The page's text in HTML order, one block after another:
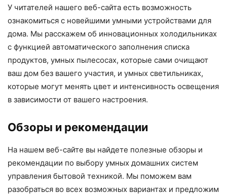
У читателей нашего веб-сайта есть возможность
ознакомиться с новейшими умными устройствами для
дома. Мы расскажем об инновационных холодильниках
с функцией автоматического заполнения списка
продуктов, умных пылесосах, которые сами очищают
ваш дом без вашего участия, и умных светильниках,
которые могут менять цвет и интенсивность освещения
в зависимости от вашего настроения.
Обзоры и рекомендации
На нашем веб-сайте вы найдете полезные обзоры и
рекомендации по выбору умных домашних систем
управления бытовой техникой. Мы поможем вам
разобраться во всех возможных вариантах и предложим